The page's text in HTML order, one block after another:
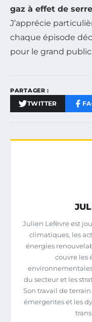
gaz à effet de serre
J’apprécie
chaque épisode
pour le grand
PARTAGER :
TWITTER
Julien Lefèvre est
climatiques, les
énergies
couvre les
du secteur et les
Son travail de
émergentes et les